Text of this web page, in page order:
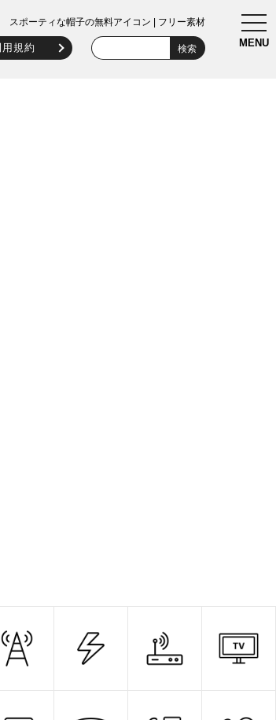
MENU
スポーティな帽子の無料アイコン | フリー素材
用規約